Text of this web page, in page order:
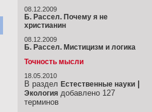
08.12.2009
Б. Рассел. Почему я не
христианин
08.12.2009
Б. Рассел. Мистицизм и логика
Точность мысли
18.05.2010
В раздел Естественные науки
Экология добавлено 127
терминов